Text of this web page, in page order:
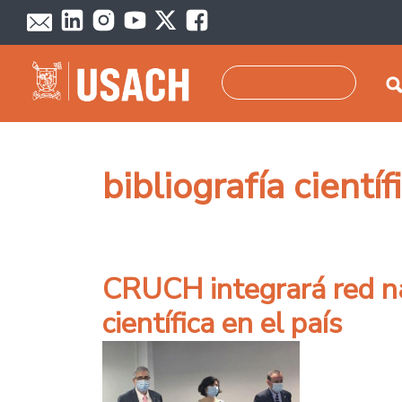
Pasar al contenido principal
bibliografía
CRUCH integrará red
científica en el país